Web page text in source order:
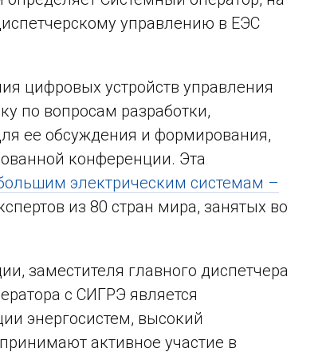
управлению в ЕЭС
цифровых устройств управления
по вопросам разработки,
ее обсуждения и формирования,
конференции. Эта
электрическим системам –
из 80 стран мира, занятых во
заместителя главного диспетчера
с СИГРЭ является
энергосистем, высокий
активное участие в